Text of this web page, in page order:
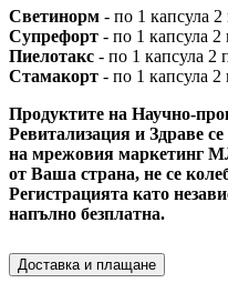
Светинорм - по 1 капсула
Супрефорт - по 1 капсула
Пиелотакс - по 1 капсула 2
Стамакорт - по 1 капсула
Продуктите на Научно-
Ревитализация и Здраве
на мрежовия маркетинг
от Ваша страна, не се
Регистрацията като
напълно безплатна.
Доставка и плащане